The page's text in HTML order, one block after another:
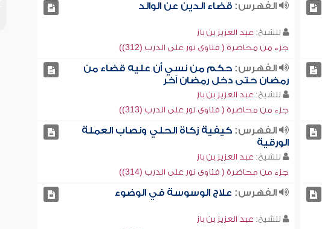
الفهرس: قضاء الدين عن الوالد
للشيخ: عبد العزيز بن باز
جزء من محاضرة ( فتاوى نور على الدرب (312))
الفهرس: حكم من نسي أن عليه قضاء من
رمضان حتى دخل رمضان آخر
للشيخ: عبد العزيز بن باز
جزء من محاضرة ( فتاوى نور على الدرب (313))
الفهرس: كيفية زكاة الحلي ونصاب العملة
الورقية
للشيخ: عبد العزيز بن باز
جزء من محاضرة ( فتاوى نور على الدرب (314))
الفهرس: علاج الوسوسة في الوضوء
للشيخ: عبد العزيز بن باز